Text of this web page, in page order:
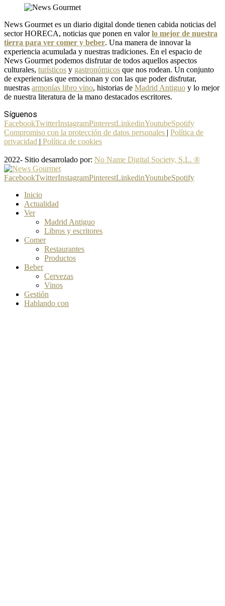
News Gourmet es un diario digital donde tienen cabida noticias del
sector HORECA, noticias que ponen en valorlo mejor de nuestra
tierra para ver comer y beber. Una manera de innovar la
experiencia acumulada y nuestras tradiciones. En el espacio de
News Gourmet podemos disfrutar de todos aquellos aspectos
culturales, turísticos y gastronómicos que nos rodean. Un conjunto
de experiencias que emocionan y con las que poder disfrutar,
nuestras armonías libro vino, historias de Madrid Antiguo y lo mejor
de nuestra literatura de la mano destacados escritores.
Síguenos
FacebookTwitterInstagramPinterestLinkedinYoutubeSpotify
Compromiso con la protección de datos personales | Política de
privacidad | Política de cookies
2022- Sitio desarrolado por: No Name Digital Society, S.L. ®
FacebookTwitterInstagramPinterestLinkedinYoutubeSpotify
Inicio
Actualidad
Ver
Madrid Antiguo
Libros y escritores
Comer
Restaurantes
Productos
Beber
Cervezas
Vinos
Gestión
Hablando con